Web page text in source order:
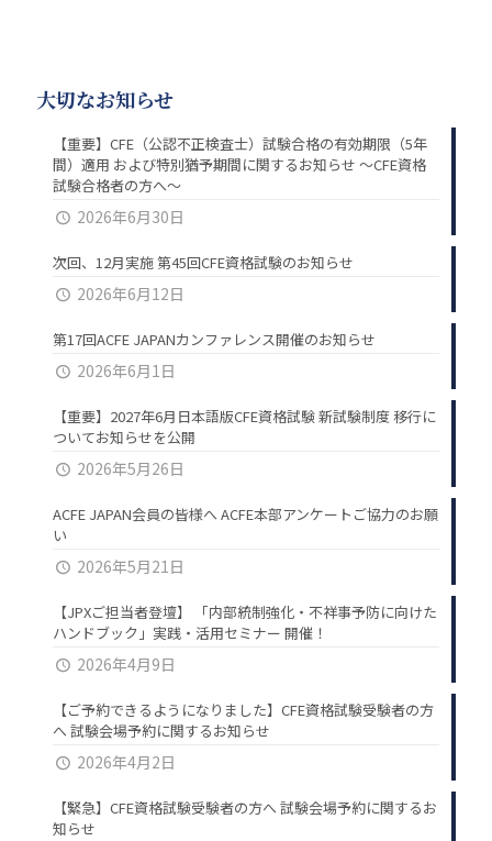
大切なお知らせ
【重要】CFE（公認不正検査士）試験合格の有効期限（5年
間）適用 および特別猶予期間に関するお知らせ ～CFE資格
試験合格者の方へ～
2026年6月30日
次回、12月実施 第45回CFE資格試験のお知らせ
2026年6月12日
第17回ACFE JAPANカンファレンス開催のお知らせ
2026年6月1日
【重要】2027年6月日本語版CFE資格試験 新試験制度 移行に
ついてお知らせを公開
2026年5月26日
ACFE JAPAN会員の皆様へ ACFE本部アンケートご協力のお願
い
2026年5月21日
【JPXご担当者登壇】 「内部統制強化・不祥事予防に向けた
ハンドブック」実践・活用セミナー 開催！
2026年4月9日
【ご予約できるようになりました】CFE資格試験受験者の方
へ 試験会場予約に関するお知らせ
2026年4月2日
【緊急】CFE資格試験受験者の方へ 試験会場予約に関するお
知らせ